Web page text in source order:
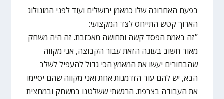
בפעם האחרונה שלו כמאמן ירושלים ועוד לפני המונולוג
הארוך קטש התייחס לצד המקצועי:
”זה באמת הפסד קשה ותחושה מאכזבת. זה היה משחק
מאוד חשוב בעונה הזאת עבור הקבוצה, אני מקווה
שהבחורים יעשו את המאמץ הכי גדול להעפיל לשלב
הבא, יש להם עוד הזדמנות אחת ואני מקווה שהם יסיימו
את העבודה בצרפת. הרגשתי ששלטנו במשחק ובמחצית